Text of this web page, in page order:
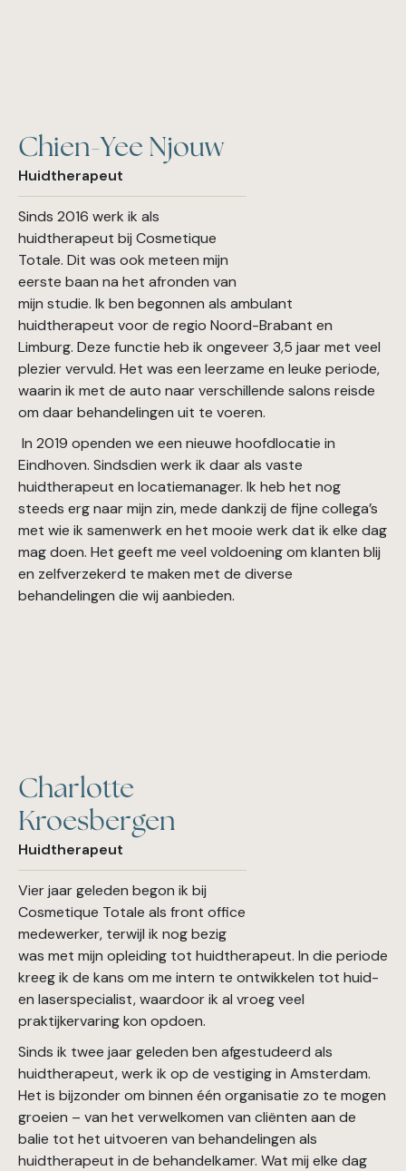
Chien-Yee Njouw
Huidtherapeut
Sinds 2016 werk ik als
huidtherapeut bij Cosmetique
Totale. Dit was ook meteen mijn
eerste baan na het afronden van
mijn studie. Ik ben begonnen als ambulant
huidtherapeut voor de regio Noord-Brabant en
Limburg. Deze functie heb ik ongeveer 3,5 jaar met veel
plezier vervuld. Het was een leerzame en leuke periode,
waarin ik met de auto naar verschillende salons reisde
om daar behandelingen uit te voeren.
In 2019 openden we een nieuwe hoofdlocatie in
Eindhoven. Sindsdien werk ik daar als vaste
huidtherapeut en locatiemanager. Ik heb het nog
steeds erg naar mijn zin, mede dankzij de fijne collega’s
met wie ik samenwerk en het mooie werk dat ik elke dag
mag doen. Het geeft me veel voldoening om klanten blij
en zelfverzekerd te maken met de diverse
behandelingen die wij aanbieden.
Charlotte
Kroesbergen
Huidtherapeut
Vier jaar geleden begon ik bij
Cosmetique Totale als front office
medewerker, terwijl ik nog bezig
was met mijn opleiding tot huidtherapeut. In die periode
kreeg ik de kans om me intern te ontwikkelen tot huid-
en laserspecialist, waardoor ik al vroeg veel
praktijkervaring kon opdoen.
Sinds ik twee jaar geleden ben afgestudeerd als
huidtherapeut, werk ik op de vestiging in Amsterdam.
Het is bijzonder om binnen één organisatie zo te mogen
groeien – van het verwelkomen van cliënten aan de
balie tot het uitvoeren van behandelingen als
huidtherapeut in de behandelkamer. Wat mij elke dag